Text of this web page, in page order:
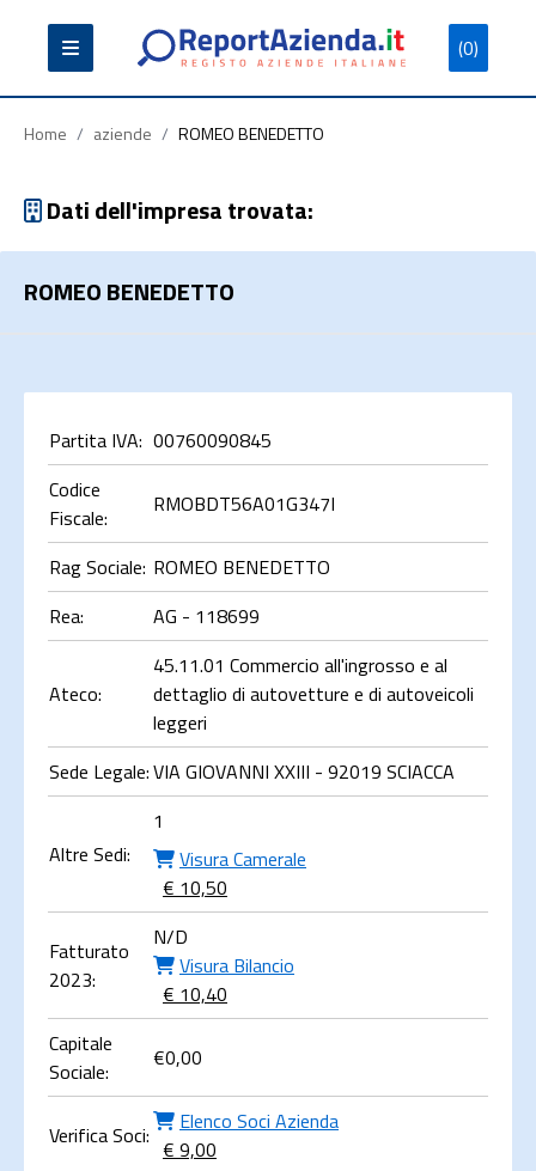
(0)
Partita
Iva
Codice
Fiscale
Ragione
Sociale
Cerca
Home / aziende / ROMEO BENEDETTO
Dati dell'impresa trovata:
ROMEO BENEDETTO
Partita IVA: 00760090845
Codice
Fiscale:
RMOBDT56A01G347I
Rag Sociale: ROMEO BENEDETTO
Rea:
AG - 118699
Ateco:
45.11.01 Commercio all'ingrosso e al
dettaglio di autovetture e di autoveicoli
leggeri
Sede Legale:VIA GIOVANNI XXIII - 92019 SCIACCA
Altre Sedi:
1
Visura Camerale
€ 10,50
Fatturato
2023:
N/D
Visura Bilancio
€ 10,40
Capitale
Sociale:
€0,00
Verifica Soci:
Elenco Soci Azienda
€ 9,00